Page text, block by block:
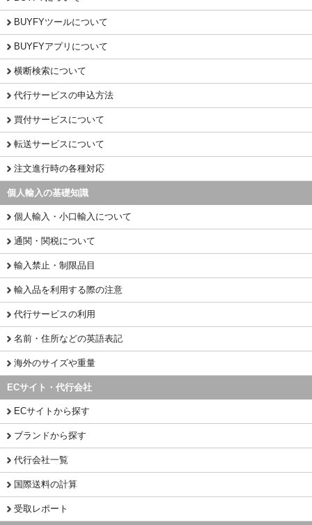
BUYFYツールについて
BUYFYアプリについて
横断検索について
代行サービスの申込方法
買付サービスについて
転送サービスについて
注文進行時の各種対応
個人輸入の基礎知識
個人輸入・小口輸入について
通関・関税について
輸入禁止・制限品目
輸入品を利用する際の注意
代行サービスの利用
名前・住所などの英語表記
海外のサイズや重量
ECサイト・代行会社
ECサイトから探す
ブランドから探す
代行会社一覧
国際送料の計算
受取レポート